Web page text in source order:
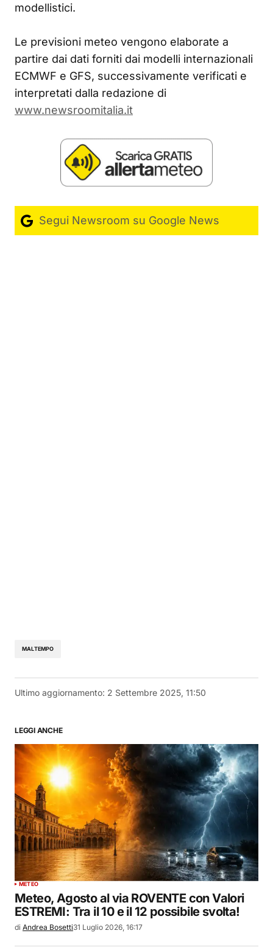
modellistici.
Le previsioni meteo vengono elaborate a
partire dai dati forniti dai modelli internazionali
ECMWF e GFS, successivamente verificati e
interpretati dalla redazione di
www.newsroomitalia.it
Segui Newsroom su Google News
MALTEMPO
Ultimo aggiornamento: 2 Settembre 2025, 11:50
LEGGI ANCHE
METEO
Meteo, Agosto al via ROVENTE con Valori
ESTREMI: Tra il 10 e il 12 possibile svolta!
di Andrea Bosetti31 Luglio 2026, 16:17